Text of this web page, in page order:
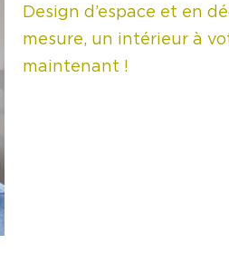
Design d’espace et en
mesure, un intérieur à
maintenant !